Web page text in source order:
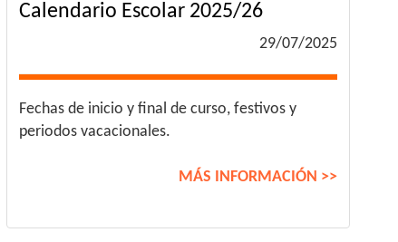
Calendario Escolar 2025/26
29/07/2025
Fechas de inicio y final de curso, festivos y
periodos vacacionales.
MÁS INFORMACIÓN >>